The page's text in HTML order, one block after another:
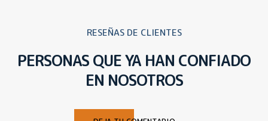
RESEÑAS DE CLIENTES
PERSONAS QUE YA HAN CONFIADO
EN NOSOTROS